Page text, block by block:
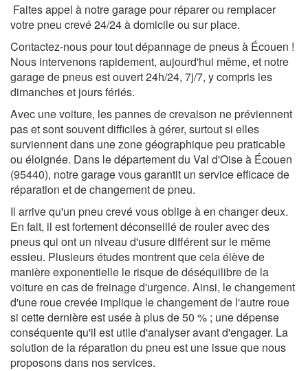
Faites appel à notre garage pour réparer ou remplacer
votre pneu crevé 24/24 à domicile ou sur place.
Contactez-nous pour tout dépannage de pneus à Écouen !
Nous intervenons rapidement, aujourd'hui même, et notre
garage de pneus est ouvert 24h/24, 7j/7, y compris les
dimanches et jours fériés.
Avec une voiture, les pannes de crevaison ne préviennent
pas et sont souvent difficiles à gérer, surtout si elles
surviennent dans une zone géographique peu praticable
ou éloignée. Dans le département du Val d'Oise à Écouen
(95440), notre garage vous garantit un service efficace de
réparation et de changement de pneu.
Il arrive qu'un pneu crevé vous oblige à en changer deux.
En fait, il est fortement déconseillé de rouler avec des
pneus qui ont un niveau d'usure différent sur le même
essieu. Plusieurs études montrent que cela élève de
manière exponentielle le risque de déséquilibre de la
voiture en cas de freinage d'urgence. Ainsi, le changement
d'une roue crevée implique le changement de l'autre roue
si cette dernière est usée à plus de 50 % ; une dépense
conséquente qu'il est utile d'analyser avant d'engager. La
solution de la réparation du pneu est une issue que nous
proposons dans nos services.